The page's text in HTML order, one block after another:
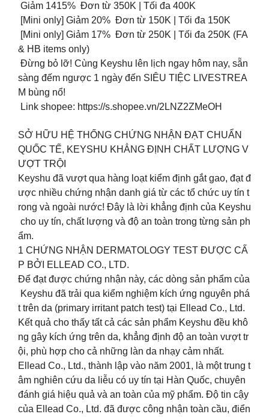
Giảm 1415% Đơn từ 350K | Tối đa 400K
[Mini only] Giảm 20% Đơn từ 150K | Tối đa 150K
[Mini only] Giảm 17% Đơn từ 250K | Tối đa 250K (FA
& HB items only)
Đừng bỏ lỡ! Cùng Keyshu lên lịch ngay hôm nay, sẵn
sàng đếm ngược 1 ngày đến SIÊU TIỆC LIVESTREA
M bùng nổ!
Link shopee: https://s.shopee.vn/2LNZ2ZMeOH
SỞ HỮU HỆ THỐNG CHỨNG NHẬN ĐẠT CHUẨN
QUỐC TẾ, KEYSHU KHẲNG ĐỊNH CHẤT LƯỢNG V
ƯỢT TRỘI
Keyshu đã vượt qua hàng loạt kiểm định gắt gao, đạt đ
ược nhiều chứng nhận danh giá từ các tổ chức uy tín t
rong và ngoài nước! Đây là lời khẳng định của Keyshu
cho uy tín, chất lượng và độ an toàn trong từng sản ph
ẩm.
1️ CHỨNG NHẬN DERMATOLOGY TEST ĐƯỢC CẤ
P BỞI ELLEAD CO., LTD.
Để đạt được chứng nhận này, các dòng sản phẩm của
Keyshu đã trải qua kiểm nghiệm kích ứng nguyên phá
t trên da (primary irritant patch test) tại Ellead Co., Ltd.
Kết quả cho thấy tất cả các sản phẩm Keyshu đều khô
ng gây kích ứng trên da, khẳng định độ an toàn vượt tr
ội, phù hợp cho cả những làn da nhạy cảm nhất.
Ellead Co., Ltd., thành lập vào năm 2001, là một trung t
âm nghiên cứu da liễu có uy tín tại Hàn Quốc, chuyên
đánh giá hiệu quả và an toàn của mỹ phẩm. Độ tin cậy
của Ellead Co., Ltd. đã được công nhận toàn cầu, điển